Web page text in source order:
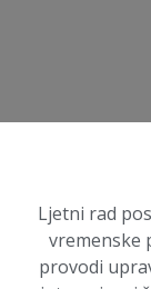
Ljetni rad
vremenske
provodi